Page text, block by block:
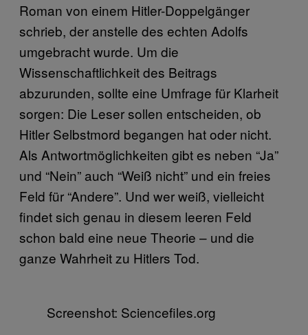
Roman von einem Hitler-Doppelgänger
schrieb, der anstelle des echten Adolfs
umgebracht wurde. Um die
Wissenschaftlichkeit des Beitrags
abzurunden, sollte eine Umfrage für Klarheit
sorgen: Die Leser sollen entscheiden, ob
Hitler Selbstmord begangen hat oder nicht.
Als Antwortmöglichkeiten gibt es neben “Ja”
und “Nein” auch “Weiß nicht” und ein freies
Feld für “Andere”. Und wer weiß, vielleicht
findet sich genau in diesem leeren Feld
schon bald eine neue Theorie – und die
ganze Wahrheit zu Hitlers Tod.
Screenshot: Sciencefiles.org